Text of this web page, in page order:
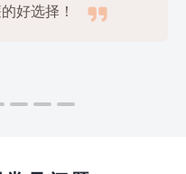
好选择！
